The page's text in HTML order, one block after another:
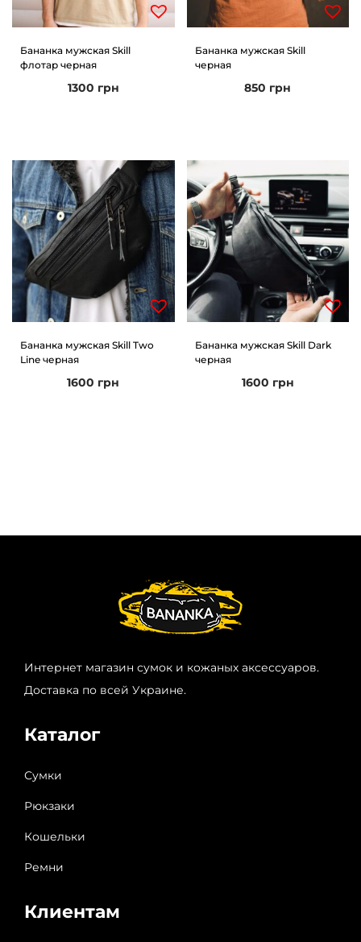
Бананка мужская Skill
флотар черная
1300 грн
Бананка мужская Skill
черная
850 грн
Бананка мужская Skill Two
Line черная
1600 грн
Бананка мужская Skill Dark
черная
1600 грн
Интернет магазин сумок и кожаных аксессуаров.
Доставка по всей Украине.
Каталог
Сумки
Рюкзаки
Кошельки
Ремни
Клиентам